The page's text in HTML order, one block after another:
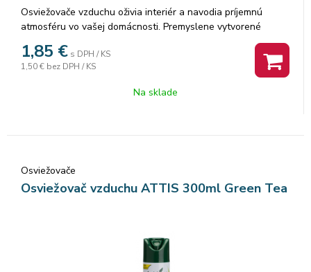
Osviežovače vzduchu oživia interiér a navodia príjemnú
atmosféru vo vašej domácnosti. Premyslene vytvorené
vonné zmesi osviežovača neutralizujú nepríjemné zápachy a
zároveň v miestnosti nadlho zanechávajú sviežosť.
Osviežovač neutralizuje pachy a zabíja 99,9 %
závesy, matrace, autosedačky a odstraňuje tabakové pachy
1,85 € s DPH / KS
1,50 € bez DPH / KS
Na sklade
Osviežovače
Osviežovač vzduchu ATTIS 300ml Green Tea